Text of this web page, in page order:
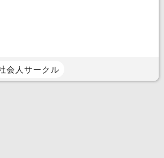
会人サークル